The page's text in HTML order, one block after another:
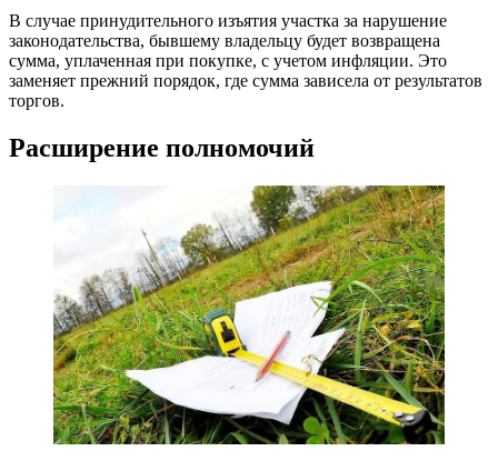
В случае принудительного изъятия участка за нарушение
законодательства, бывшему владельцу будет возвращена
сумма, уплаченная при покупке, с учетом инфляции. Это
заменяет прежний порядок, где сумма зависела от результатов
торгов.
Расширение полномочий